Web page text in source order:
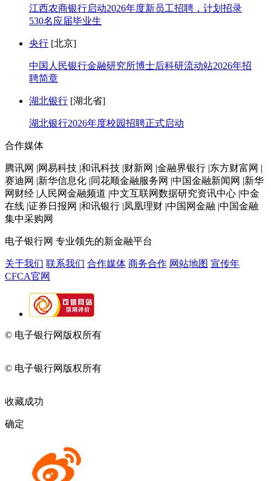
江西农商银行启动2026年度新员工招聘，计划招录
530名应届毕业生
央行 [北京]
中国人民银行金融研究所博士后科研流动站2026年招
聘简章
湖北银行 [湖北省]
湖北银行2026年度校园招聘正式启动
合作媒体
腾讯网 |网易科技 |和讯科技 |财新网 |金融界银行 |东方财富网 |
赛迪网 |新华信息化 |同花顺金融服务网 |中国金融新闻网 |新华
网财经 |人民网金融频道 |中文互联网数据研究资讯中心 |中金
在线 |证券日报网 |和讯银行 |凤凰理财 |中国网金融 |中国金融
集中采购网
电子银行网 专业领先的新金融平台
关于我们 联系我们 合作媒体 商务合作 网站地图 宣传年
CFCA官网
© 电子银行网版权所有
© 电子银行网版权所有
收藏成功
确定